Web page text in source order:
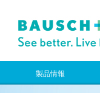
製品情報